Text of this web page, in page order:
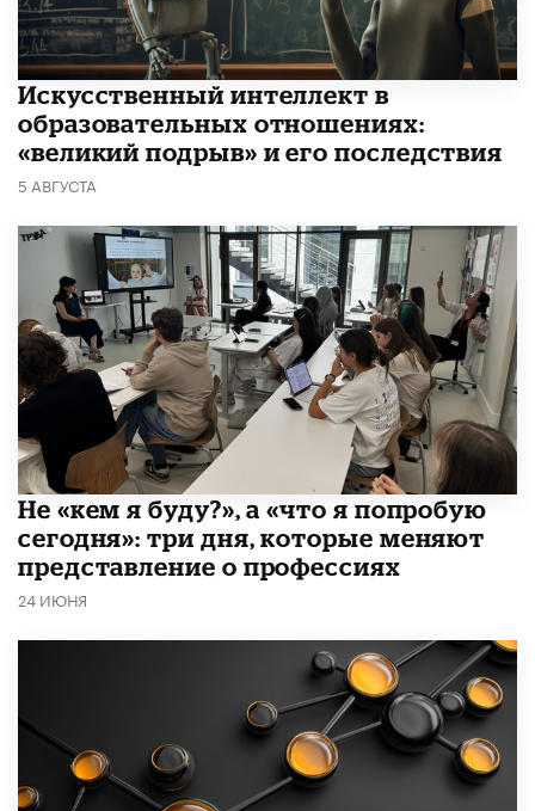
​Искусственный интеллект в
образовательных отношениях:
«великий подрыв» и его последствия
5 АВГУСТА
Не «кем я буду?», а «что я попробую
сегодня»: три дня, которые меняют
представление о профессиях
24 ИЮНЯ